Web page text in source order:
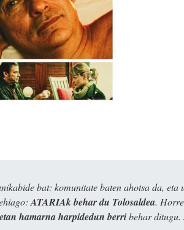
bat: komunitate baten ahotsa da, eta
ATARIAk behar du Tolosaldea.
hamarna harpidedun berribehar ditugu.